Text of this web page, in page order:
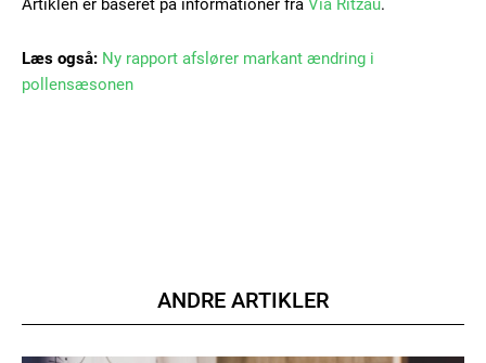
Etiam est nibh, lobortis sit
Artiklen er baseret på informationer fra Via Ritzau.
Læs også: Ny rapport afslører markant ændring i
pollensæsonen
ANDRE ARTIKLER